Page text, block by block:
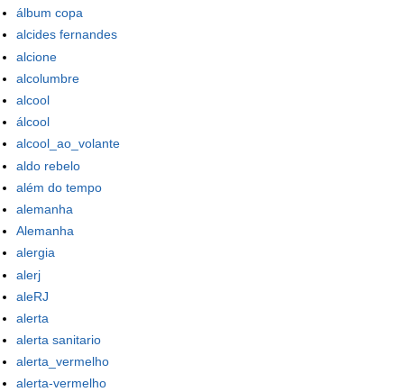
álbum copa
alcides fernandes
alcione
alcolumbre
alcool
álcool
alcool_ao_volante
aldo rebelo
além do tempo
alemanha
Alemanha
alergia
alerj
aleRJ
alerta
alerta sanitario
alerta_vermelho
alerta-vermelho